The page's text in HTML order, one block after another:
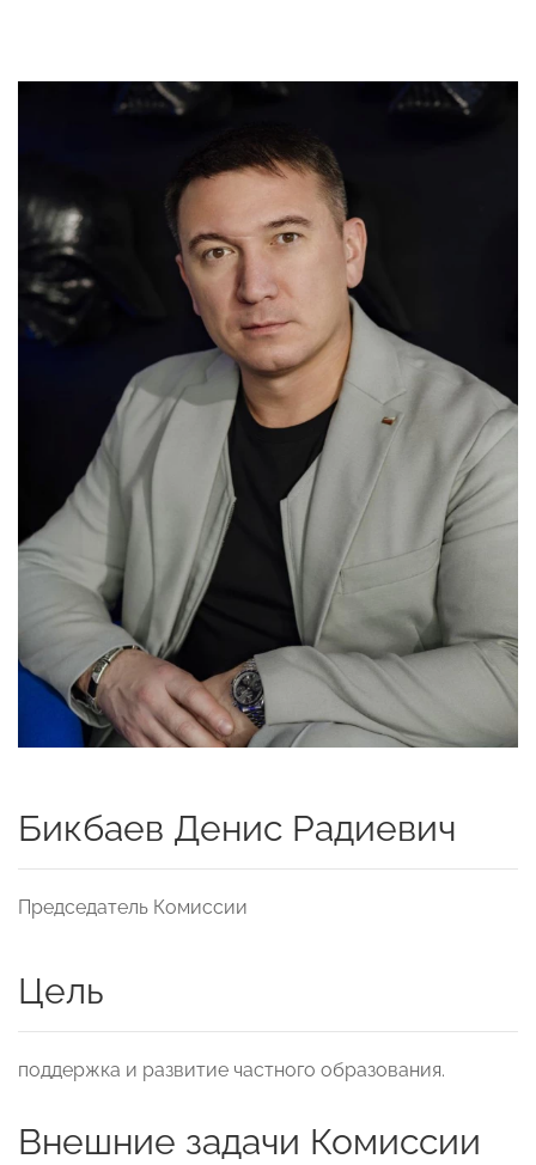
Бикбаев Денис Радиевич
Председатель Комиссии
Цель
поддержка и развитие частного образования.
Внешние задачи Комиссии